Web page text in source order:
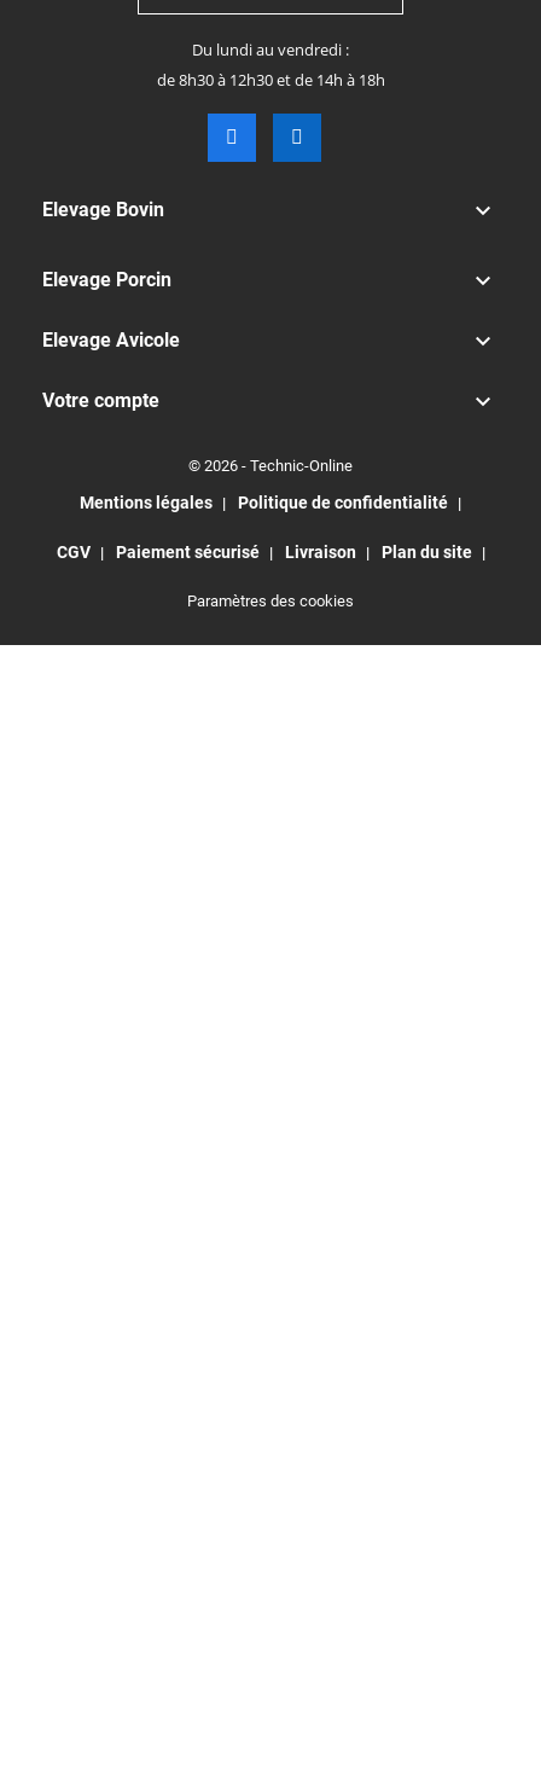
Du lundi au vendredi :
de 8h30 à 12h30 et de 14h à 18h
Elevage Bovin 
Elevage Porcin 
Elevage Avicole 
Votre compte 
© 2026 - Technic-Online
Mentions légales Politique de confidentialité
CGV Paiement sécurisé Livraison Plan du site
Paramètres des cookies